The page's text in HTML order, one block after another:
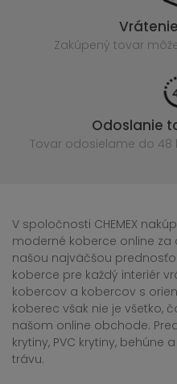
Zakúpený tovar
Odoslanie
Tovar odosielame do 48
V spoločnosti CHEMEX
moderné koberce online za
našou najväčšou
koberce pre každý interiér
kobercov a kobercov s
koberec však nie je všetko,
našom online obchode.
krytiny, PVC krytiny, behúne
trávu.